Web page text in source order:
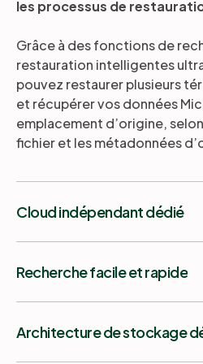
les processus de
Grâce à des fonctions de
restauration intelligentes
pouvez restaurer plusieurs
et récupérer vos données
emplacement d’origine,
fichier et les métadonnées
Cloud indépendant dédié
Recherche facile et rapide
Architecture de stockage